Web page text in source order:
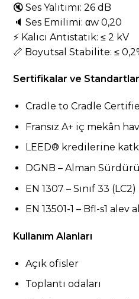
🔇 Ses Yalıtımı: 26 dB
🔈 Ses Emilimi: αw 0,20
⚡ Kalıcı Antistatik: ≤ 2 kV
📏 Boyutsal Stabilite: ≤
Sertifikalar ve Standartlar
Cradle to Cradle
Fransız A+ iç mekân
LEED® kredilerine
DGNB – Alman
EN 1307 – Sınıf 33 (LC2)
EN 13501-1 – Bfl-s1 alev
Kullanım Alanları
Açık ofisler
Toplantı odaları